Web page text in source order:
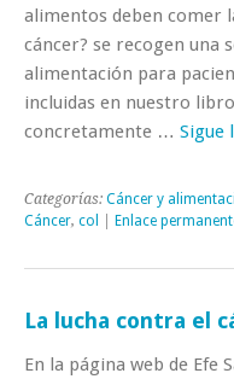
alimentos deben comer
cáncer? se recogen una
alimentación para
incluidas en nuestro
concretamente … Sigue
Categorías: Cáncer y
Cáncer, col Enlace
La lucha contra el
En la página web de Efe